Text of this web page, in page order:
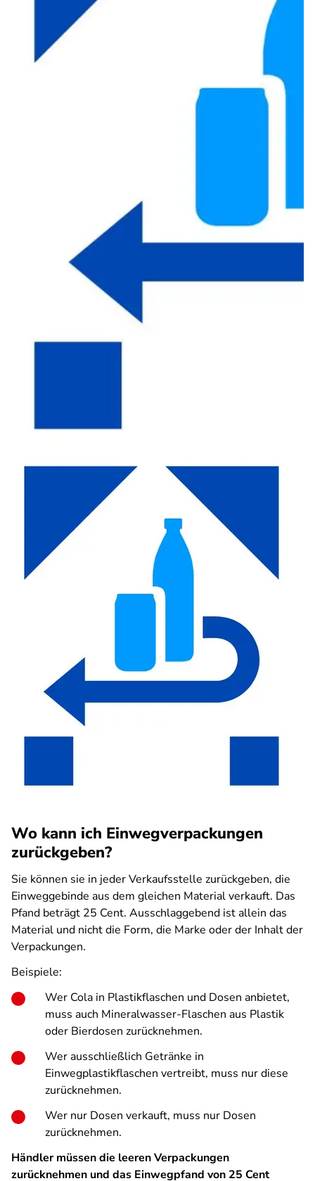
Wo kann ich Einwegverpackungen
zurückgeben?
Sie können sie in jeder Verkaufsstelle zurückgeben, die
Einweggebinde aus dem gleichen Material verkauft. Das
Pfand beträgt 25 Cent. Ausschlaggebend ist allein das
Material und nicht die Form, die Marke oder der Inhalt der
Verpackungen.
Beispiele:
Wer Cola in Plastikflaschen und Dosen anbietet,
muss auch Mineralwasser-Flaschen aus Plastik
oder Bierdosen zurücknehmen.
Wer ausschließlich Getränke in
Einwegplastikflaschen vertreibt, muss nur diese
zurücknehmen.
Wer nur Dosen verkauft, muss nur Dosen
zurücknehmen.
Händler müssen die leeren Verpackungen
zurücknehmen und das Einwegpfand von 25 Cent